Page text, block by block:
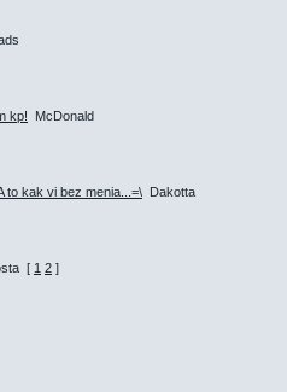
kp! McDonald
to kak vi bez menia...=\ Dakotta
[ 1 2 ]